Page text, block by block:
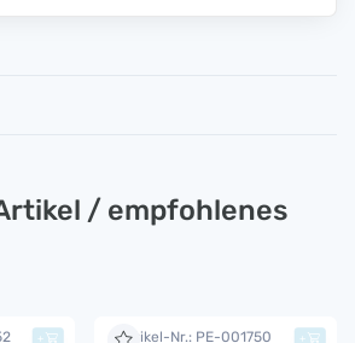
/ empfohlenes
+ Artikel-Nr.: PE-001750 +